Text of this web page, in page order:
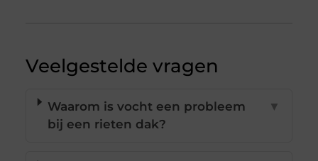
Veelgestelde vragen
Waarom is vocht een probleem
bij een rieten dak?
▼